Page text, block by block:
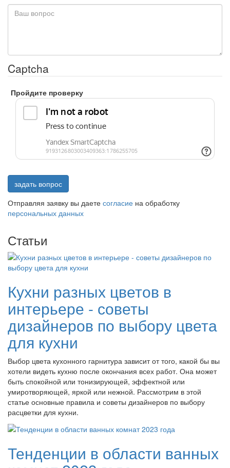
Captcha
Пройдите проверку
задать вопрос
Отправляя заявку вы даете согласие на обработку
персональных данных
Статьи
Кухни разных цветов в
интерьере - советы
дизайнеров по выбору цвета
для кухни
Выбор цвета кухонного гарнитура зависит от того, какой бы вы
хотели видеть кухню после окончания всех работ. Она может
быть спокойной или тонизирующей, эффектной или
умиротворяющей, яркой или нежной. Рассмотрим в этой
статье основные правила и советы дизайнеров по выбору
расцветки для кухни.
Тенденции в области ванных